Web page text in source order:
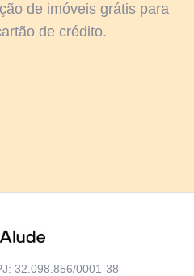
de imóveis grátis para
de crédito.
32.098.856/0001-38